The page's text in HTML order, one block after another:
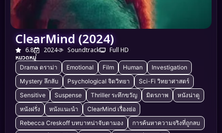
ClearMind (2024)
6.8 2024 Soundtrack
Full HD
หมวดหมู่
Drama ดราม่า Emotional Film Human
Investigation
Mystery ลึกลับ
Psychological จิตวิทยา
Sci-Fi วิทยาศาสตร์
Sensitive
Suspense Thriller ระทึกขวัญ มิตรภาพ
หนังน่าดู
หนังฝรั่ง
หนังแนะนำ
ClearMind เรื่องย่อ
Rebecca Creskoff บทบาทน่าจับตามอง
การค้นหาความจริงที่ถูกลบ